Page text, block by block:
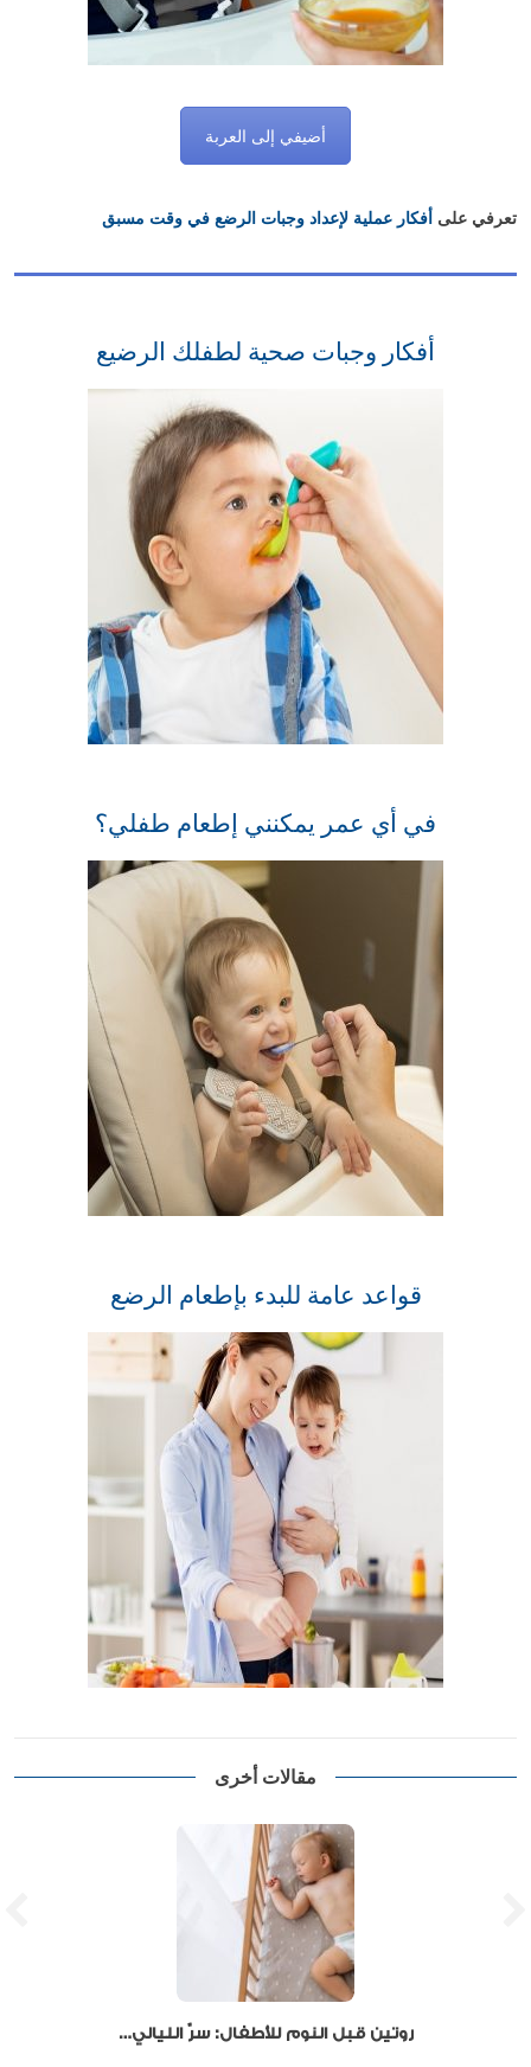
أضيفي إلى العربة
تعرفي على أفكار عملية لإعداد وجبات الرضع في وقت مسبق
أفكار وجبات صحية لطفلك الرضيع
في أي عمر يمكنني إطعام طفلي؟
قواعد عامة للبدء بإطعام الرضع
مقالات أخرى
روتين قبل النوم للأطفال: سرّ الليالي الهادئة